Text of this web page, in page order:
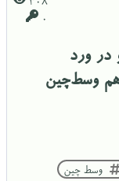
0
در ورد
وسط‌چین
وسط چین